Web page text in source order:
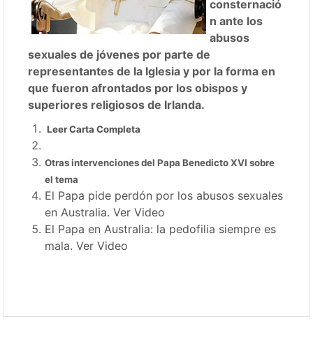
consternació
n ante los
abusos
sexuales de jóvenes por parte de
representantes de la Iglesia y por la forma en
que fueron afrontados por los obispos y
superiores religiosos de Irlanda.
Leer Carta Completa
Otras intervenciones del Papa Benedicto XVI sobre
el tema
El Papa pide perdón por los abusos sexuales
en Australia. Ver Video
El Papa en Australia: la pedofilia siempre es
mala. Ver Video